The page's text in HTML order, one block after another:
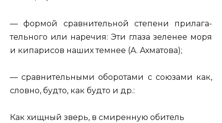
— фор­мой срав­ни­тель­ной сте­пе­ни при­ла­га­
тель­но­го или на­ре­чия: Эти глаза зе­ле­нее моря
и ки­па­ри­сов нашихтем­нее (А. Ах­ма­то­ва);
— срав­ни­тель­ны­ми обо­ро­та­ми с со­ю­за­ми как,
слов­но, будто, как будто и др.:
Как хищ­ный зверь, в сми­рен­ную оби­тель